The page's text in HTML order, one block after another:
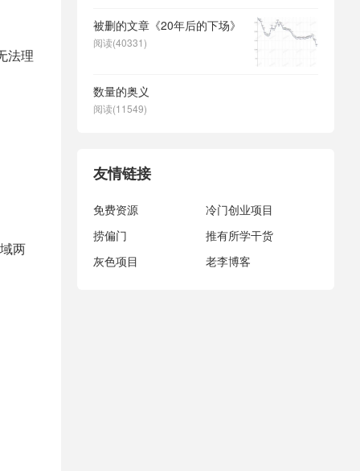
法理
两
被删的文章《20年后的下场》
阅读(40331)
数量的奥义
阅读(11549)
友情链接
免费资源
冷门创业项目
捞偏门
推有所学干货
灰色项目
老李博客